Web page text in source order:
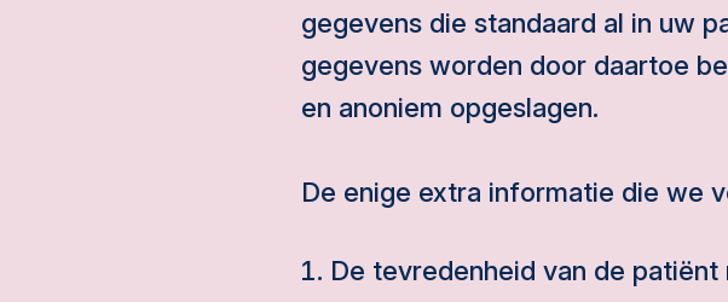
gegevens die standaard al in uw
gegevens worden door daartoe
en anoniem opgeslagen.
De enige extra informatie die we
De tevredenheid van de